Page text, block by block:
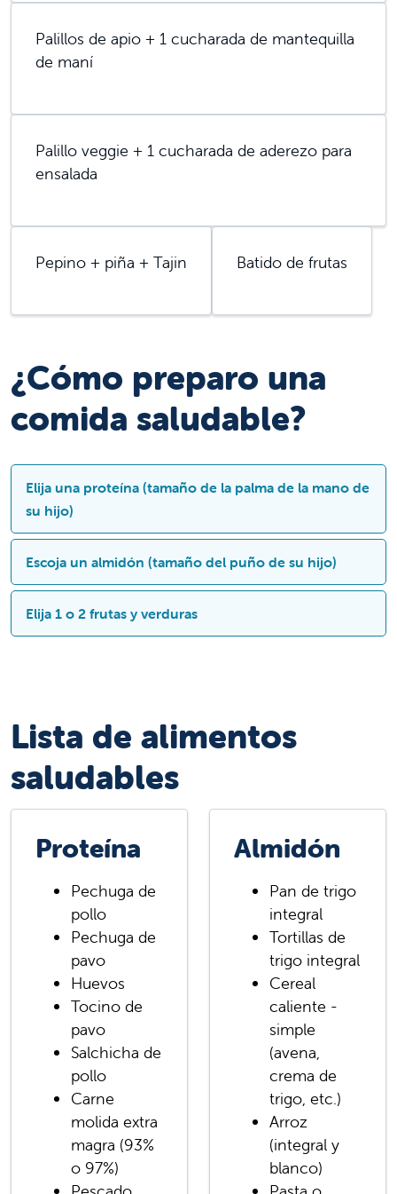
Palillos de apio + 1 cucharada de mantequilla
de maní
Palillo veggie + 1 cucharada de aderezo para
ensalada
Pepino + piña + Tajin Batido de frutas
¿Cómo preparo una
comida saludable?
Elija una proteína (tamaño de la palma de la mano de
su hijo)
Tofu
Edamame
¼ taza de almendras
2 cucharadas de mantequilla de frutos
secos
Huevos
Queso
Escoja un almidón (tamaño del puño de su hijo)
Quinua
Farro
Pan integral
Cereal
Tortilla de maíz
Tortilla de harina
Pasta
Panecillo de mantequilla
Arroz
Elija 1 o 2 frutas y verduras
Maíz
Calabaza
Pepino
Coliflor
Champiñones
Zanahoria
Berenjena
Coles de Bruselas
Naranjas
Judías verdes
Piña
Manzanas
Banana
Bayas
Duraznos
Lista de alimentos
saludables
Proteína
Pechuga de
pollo
Pechuga de
pavo
Huevos
Tocino de
pavo
Salchicha de
pollo
Carne
molida extra
magra (93%
o 97%)
Almidón
Pan de trigo
integral
Tortillas de
trigo integral
Cereal
caliente -
simple
(avena,
crema de
trigo, etc.)
Arroz
(integral y
blanco)